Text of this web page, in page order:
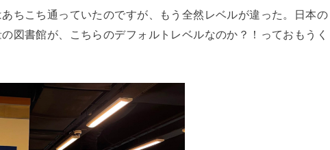
ちこち通っていたのですが、もう全然レベルが違った。日本の
図書館が、こちらのデフォルトレベルなのか？！っておもうく